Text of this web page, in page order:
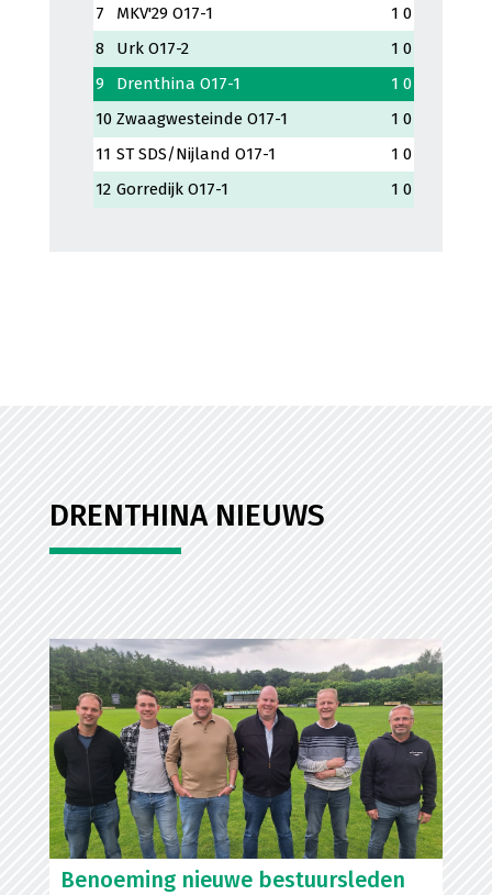
7 MKV'29 O17-1 1 0
8
Urk O17-2 1 0
9
Drenthina O17-1 1 0
10 Zwaagwesteinde O17-1 1 0
11 ST SDS/Nijland O17-1 1 0
12 Gorredijk O17-1 1 0
DRENTHINA NIEUWS
Benoeming nieuwe bestuursleden